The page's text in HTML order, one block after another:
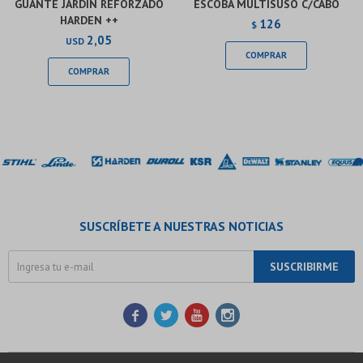
GUANTE JARDIN REFORZADO
HARDEN ++
USD 2,05
ESCOBA MULTISUSO C/CABO
$ 126
SUSCRÍBETE A NUESTRAS NOTICIAS
SUSCRIBIRME
   